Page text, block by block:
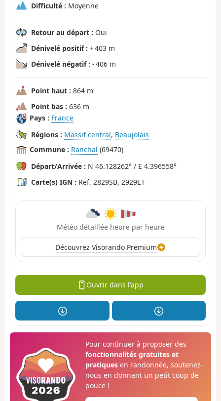
Difficulté : Moyenne
Retour au départ : Oui
Dénivelé positif : + 403 m
Dénivelé négatif : - 406 m
Point haut : 864 m
Point bas : 636 m
Pays : France
Régions : Massif central, Beaujolais
Commune : Ranchal (69470)
Départ/Arrivée : N 46.128262° / E 4.396558°
Carte(s) IGN : Ref. 2829SB, 2929ET
Météo détaillée heure par heure
Découvrez Visorando Premium
Ouvrir dans l'app
Pour continuer à proposer des
fonctionnalités gratuites et
pratiquesen randonnée, soutenez-
nous en donnant un petit coup de
pouce !